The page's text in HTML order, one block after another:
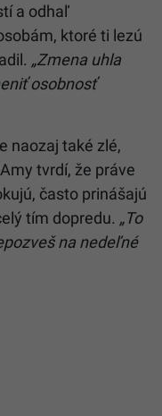
a odhaľ
ktoré ti lezú
„Zmena uhla
osobnosť
naozaj také zlé,
tvrdí, že práve
často prinášajú
tím dopredu. „To
na nedeľné